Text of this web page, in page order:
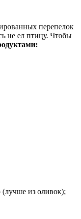
перепелок
не ел птицу. Чтобы
(лучше из оливок);